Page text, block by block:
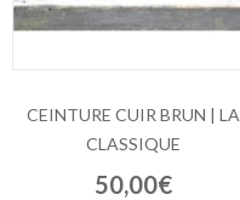
CEINTURE CUIR BRUN | LA
CLASSIQUE
50,00€